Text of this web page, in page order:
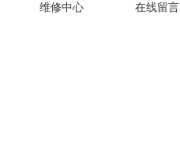
维修中心 在线留言